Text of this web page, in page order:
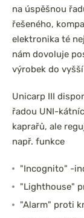
na úspěšnou
řešeného,
elektronika té
nám dovoluje
výrobek do
Unicarp III
řadou UNI-
kaprařů, ale
např. funkce
"Incognito" -
"Lighthouse"
"Alarm" proti